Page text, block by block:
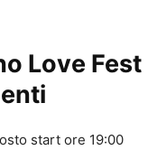
Love Fest
start ore 19:00